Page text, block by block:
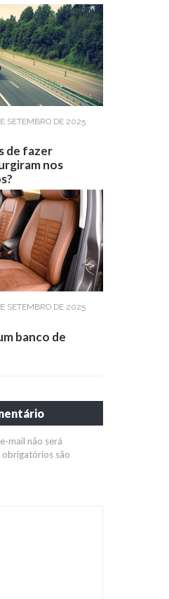
SETEMBRO DE 2025
de fazer
nos
SETEMBRO DE 2025
banco de
mail não será
obrigatórios são